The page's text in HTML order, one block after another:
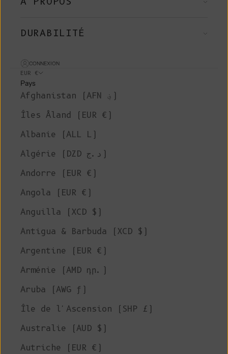
DURABILITÉ
CONNEXION
EUR €
Pays
Afghanistan (AFN ؋)
Îles Åland (EUR €)
Albanie (ALL L)
Algérie (DZD د.ج)
Andorre (EUR €)
Angola (EUR €)
Anguilla (XCD $)
Antigua & Barbuda (XCD $)
Argentine (EUR €)
Arménie (AMD դր.)
Aruba (AWG ƒ)
Île de l'Ascension (SHP £)
Australie (AUD $)
Autriche (EUR €)